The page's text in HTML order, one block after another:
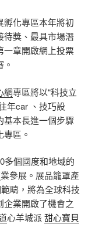
孵化專區本年將初
待獎、最具市場潛
一章開啟網上投票
。
網專區將以“科技立
年car 、技巧設
基本長進一個步驟
區。
多個國度和地域的
業參展。展品籠罩產
疇，將為全球科技
業開啟了機會之
心羊城派甜心寶貝